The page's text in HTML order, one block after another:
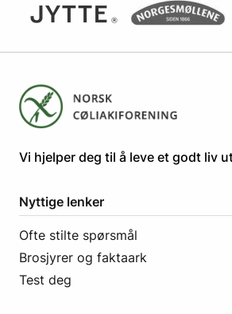
​​​​Vi hjelper deg til å leve et godt liv
Nyttige lenker
Ofte stilte spørsmål
Brosjyrer og faktaark
Test deg